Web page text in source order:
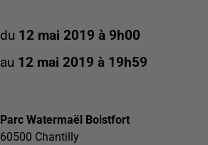
du 12 mai 2019 à 9h00
au 12 mai 2019 à 19h59
Parc Watermaël Boistfort
60500 Chantilly